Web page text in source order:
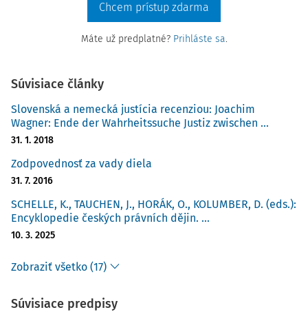
Chcem prístup zdarma
Máte už predplatné? Prihláste sa.
Súvisiace články
Slovenská a nemecká justícia recenziou: Joachim
Wagner: Ende der Wahrheitssuche Justiz zwischen ...
31. 1. 2018
Zodpovednosť za vady diela
31. 7. 2016
SCHELLE, K., TAUCHEN, J., HORÁK, O., KOLUMBER, D. (eds.):
Encyklopedie českých právních dějin. ...
10. 3. 2025
Zobraziť všetko (17)
Súvisiace predpisy